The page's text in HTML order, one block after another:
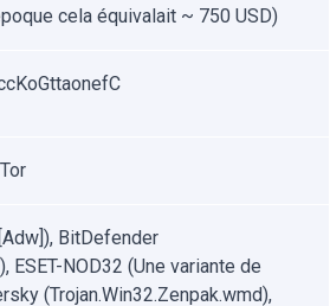
cela équivalait ~ 750 USD)
BitDefender
ESET-NOD32 (Une variante de
(Trojan.Win32.Zenpak.wmd),